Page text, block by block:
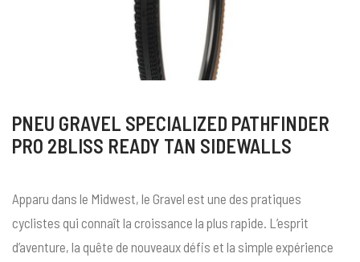
PNEU GRAVEL SPECIALIZED PATHFINDER
PRO 2BLISS READY TAN SIDEWALLS
Apparu dans le Midwest, le Gravel est une des pratiques
cyclistes qui connaît la croissance la plus rapide. L’esprit
d’aventure, la quête de nouveaux défis et la simple expérience